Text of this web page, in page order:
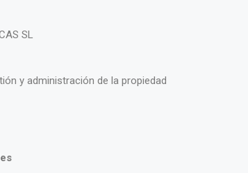
SL
y administración de la propiedad